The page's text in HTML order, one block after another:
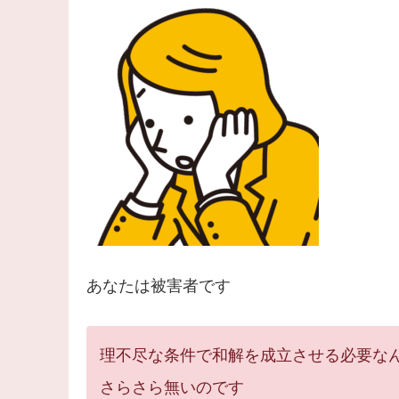
あなたは被害者です
理不尽な条件で和解を成立させる必要な
さらさら無いのです